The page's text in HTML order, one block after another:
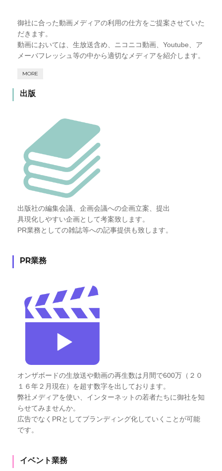
御社に合った動画メディアの利用の仕方をご提案させていた
だきます。
動画においては、生放送含め、ニコニコ動画、Youtube、ア
メーバフレッシュ等の中から適切なメディアを紹介します。
MORE
出版
出版社の編集会議、企画会議への企画立案、提出
具現化しやすい企画として考案致します。
PR業務としての雑誌等への記事提供も致します。
PR業務
オンザボードの生放送や動画の再生数は月間で600万（２０
１６年２月現在）を超す数字を出しております。
弊社メディアを使い、インターネットの若者たちに御社を知
らせてみませんか。
広告でなくPRとしてブランディング化していくことが可能
です。
イベント業務